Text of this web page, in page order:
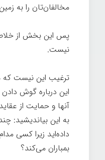
مخالفان‌تان را به
پس این بخش از
نیست.
ترغیب این نیست که
این درباره گوش دادن
آنها و حمایت از
به این بیاندیشید:
داده‌اید زیرا کسی
بمباران می‌کند؟